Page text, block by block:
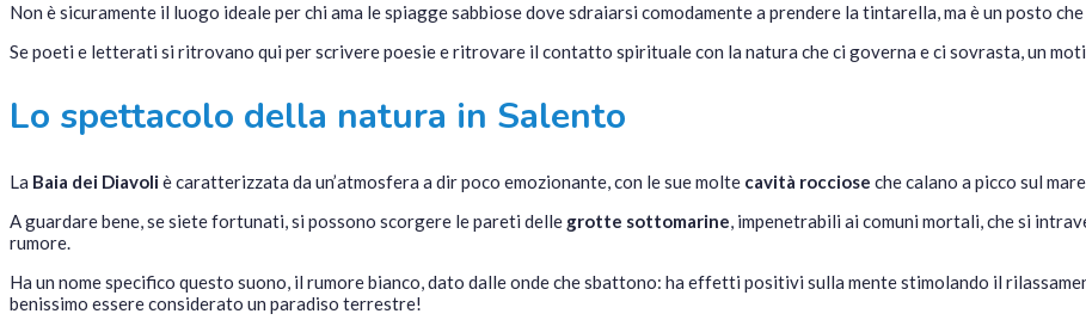
Non è sicuramente il luogo ideale per chi ama le spiagge sabbiose dove sdraiarsi comodamente a prendere la tintarella, ma è un posto
Se poeti e letterati si ritrovano qui per scrivere poesie e ritrovare il contatto spirituale con la natura che ci governa e ci sovrasta, un
Lo spettacolo della natura in Salento
La Baia dei Diavoliè caratterizzata da un’atmosfera a dir poco emozionante, con le sue molte cavità rocciose che calano a picco sul
A guardare bene, se siete fortunati, si possono scorgere le pareti delle grotte sottomarine, impenetrabili ai comuni mortali, che si
rumore.
Ha un nome specifico questo suono, il rumore bianco, dato dalle onde che sbattono: ha effetti positivi sulla mente stimolando il
benissimo essere considerato un paradiso terrestre!